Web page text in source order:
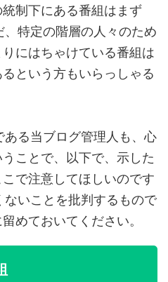
制下にある番組はまず
特定の階層の人々のため
にはちゃけている番組は
という方もいらっしゃる
る当ブログ管理人も、心
ことで、以下で、示した
で注意してほしいのです
いことを批判するもので
めておいてください。